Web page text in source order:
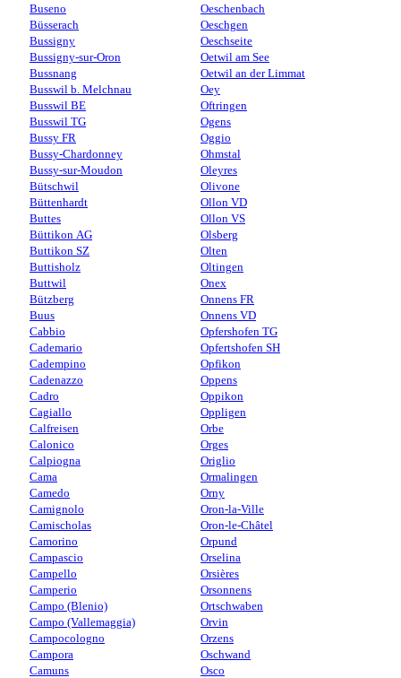
Buseno
Büsserach
Bussigny
Bussigny-sur-Oron
Bussnang
Busswil b. Melchnau
Busswil BE
Busswil TG
Bussy FR
Bussy-Chardonney
Bussy-sur-Moudon
Bütschwil
Büttenhardt
Buttes
Büttikon AG
Buttikon SZ
Buttisholz
Buttwil
Bützberg
Buus
Cabbio
Cademario
Cadempino
Cadenazzo
Cadro
Cagiallo
Calfreisen
Calonico
Calpiogna
Cama
Camedo
Camignolo
Camischolas
Camorino
Campascio
Campello
Camperio
Campo (Blenio)
Campo (Vallemaggia)
Campocologno
Campora
Camuns
Oeschenbach
Oeschgen
Oeschseite
Oetwil am See
Oetwil an der Limmat
Oey
Oftringen
Ogens
Oggio
Ohmstal
Oleyres
Olivone
Ollon VD
Ollon VS
Olsberg
Olten
Oltingen
Onex
Onnens FR
Onnens VD
Opfershofen TG
Opfertshofen SH
Opfikon
Oppens
Oppikon
Oppligen
Orbe
Orges
Origlio
Ormalingen
Orny
Oron-la-Ville
Oron-le-Châtel
Orpund
Orselina
Orsières
Orsonnens
Ortschwaben
Orvin
Orzens
Oschwand
Osco